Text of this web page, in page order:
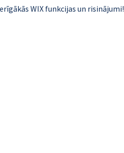
WIX funkcijas un risinājumi!